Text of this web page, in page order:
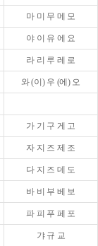
마 미 무 메 모
야 이 유 에 요
라 리 루 레 로
와 (이) 우 (에) 오
가 기 구 게 고
자 지 즈 제 조
다 지 즈 데 도
바 비 부 베 보
파 피 푸 페 포
갸 규 교